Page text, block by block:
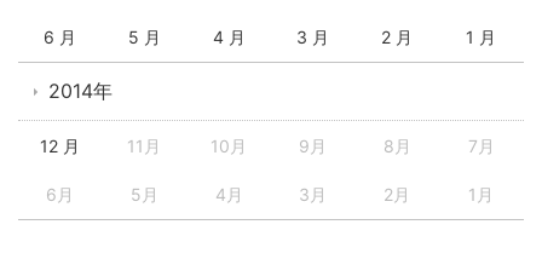
6 月 5 月 4 月 3 月 2 月 1 月
2014年
12 月 11月 10月 9月 8月 7月
6月 5月 4月 3月 2月 1月